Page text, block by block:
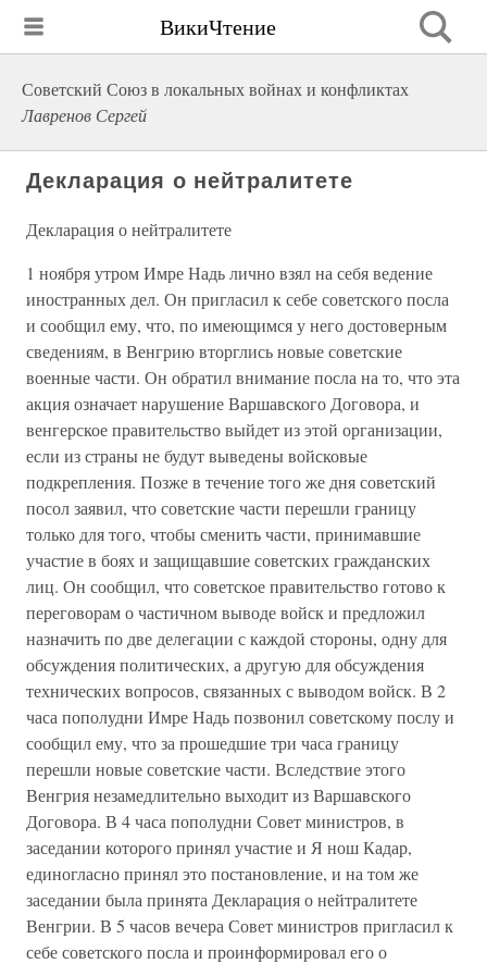
ВикиЧтение
Советский Союз в локальных войнах и конфликтах
Лавренов Сергей
Декларация о нейтралитете
Декларация о нейтралитете
1 ноября утром Имре Надь лично взял на себя ведение
иностранных дел. Он пригласил к себе советского посла
и сообщил ему, что, по имеющимся у него достоверным
сведениям, в Венгрию вторглись новые советские
военные части. Он обратил внимание посла на то, что эта
акция означает нарушение Варшавского Договора, и
венгерское правительство выйдет из этой организации,
если из страны не будут выведены войсковые
подкрепления. Позже в течение того же дня советский
посол заявил, что советские части перешли границу
только для того, чтобы сменить части, принимавшие
участие в боях и защищавшие советских гражданских
лиц. Он сообщил, что советское правительство готово к
переговорам о частичном выводе войск и предложил
назначить по две делегации с каждой стороны, одну для
обсуждения политических, а другую для обсуждения
технических вопросов, связанных с выводом войск. В 2
часа пополудни Имре Надь позвонил советскому послу и
сообщил ему, что за прошедшие три часа границу
перешли новые советские части. Вследствие этого
Венгрия незамедлительно выходит из Варшавского
Договора. В 4 часа пополудни Совет министров, в
заседании которого принял участие и Я нош Кадар,
единогласно принял это постановление, и на том же
заседании была принята Декларация о нейтралитете
Венгрии. В 5 часов вечера Совет министров пригласил к
себе советского посла и проинформировал его о